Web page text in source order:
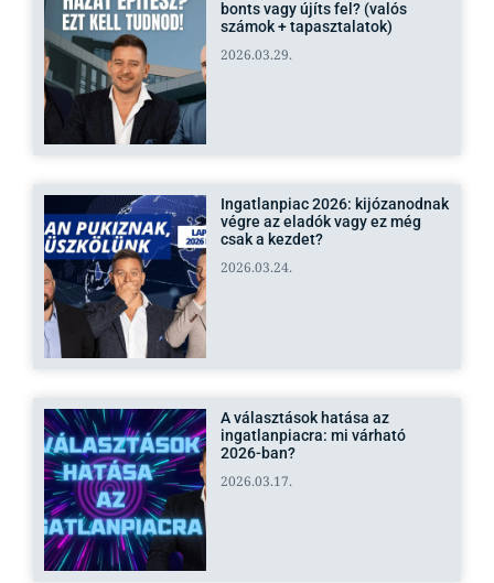
bonts vagy újíts fel? (valós
számok + tapasztalatok)
2026.03.29.
Ingatlanpiac 2026: kijózanodnak
végre az eladók vagy ez még
csak a kezdet?
2026.03.24.
A választások hatása az
ingatlanpiacra: mi várható
2026-ban?
2026.03.17.